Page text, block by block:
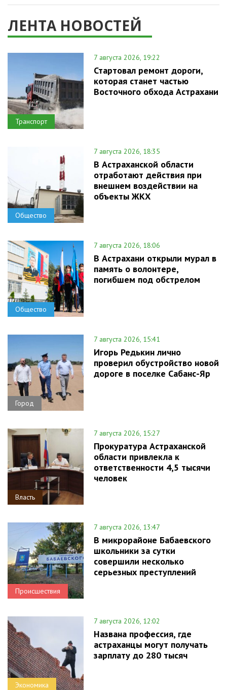
ЛЕНТА НОВОСТЕЙ
Транспорт
7 августа 2026, 19:22
Стартовал ремонт дороги,
которая станет частью
Восточного обхода Астрахани
Общество
7 августа 2026, 18:35
В Астраханской области
отработают действия при
внешнем воздействии на
объекты ЖКХ
Общество
7 августа 2026, 18:06
В Астрахани открыли мурал в
память о волонтере,
погибшем под обстрелом
Город
7 августа 2026, 15:41
Игорь Редькин лично
проверил обустройство новой
дороге в поселке Сабанс-Яр
Власть
7 августа 2026, 15:27
Прокуратура Астраханской
области привлекла к
ответственности 4,5 тысячи
человек
Происшествия
7 августа 2026, 13:47
В микрорайоне Бабаевского
школьники за сутки
совершили несколько
серьезных преступлений
Экономика
7 августа 2026, 12:02
Названа профессия, где
астраханцы могут получать
зарплату до 280 тысяч